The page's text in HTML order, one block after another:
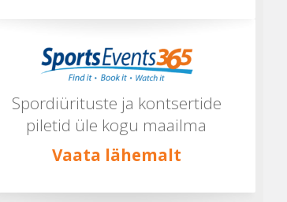
Spordiürituste ja kontsertide
piletid üle kogu maailma
Vaata lähemalt